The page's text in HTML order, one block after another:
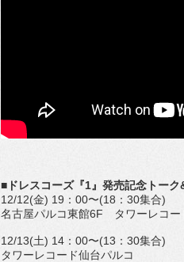
■ドレスコーズ『1』発売記念トーク
12/12(金) 19：00〜(18：30集合)
名古屋パルコ東館6F タワーレコ
12/13(土) 14：00〜(13：30集合)
タワーレコード仙台パルコ